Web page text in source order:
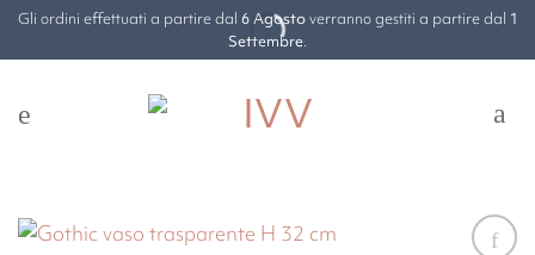
Salta
Gli ordini effettuati a partire dal 6 Agostoverranno gestiti a partire dal 1
Settembre.